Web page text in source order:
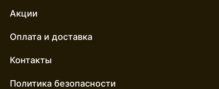
Акции
Оплата и доставка
Контакты
Политика безопасности